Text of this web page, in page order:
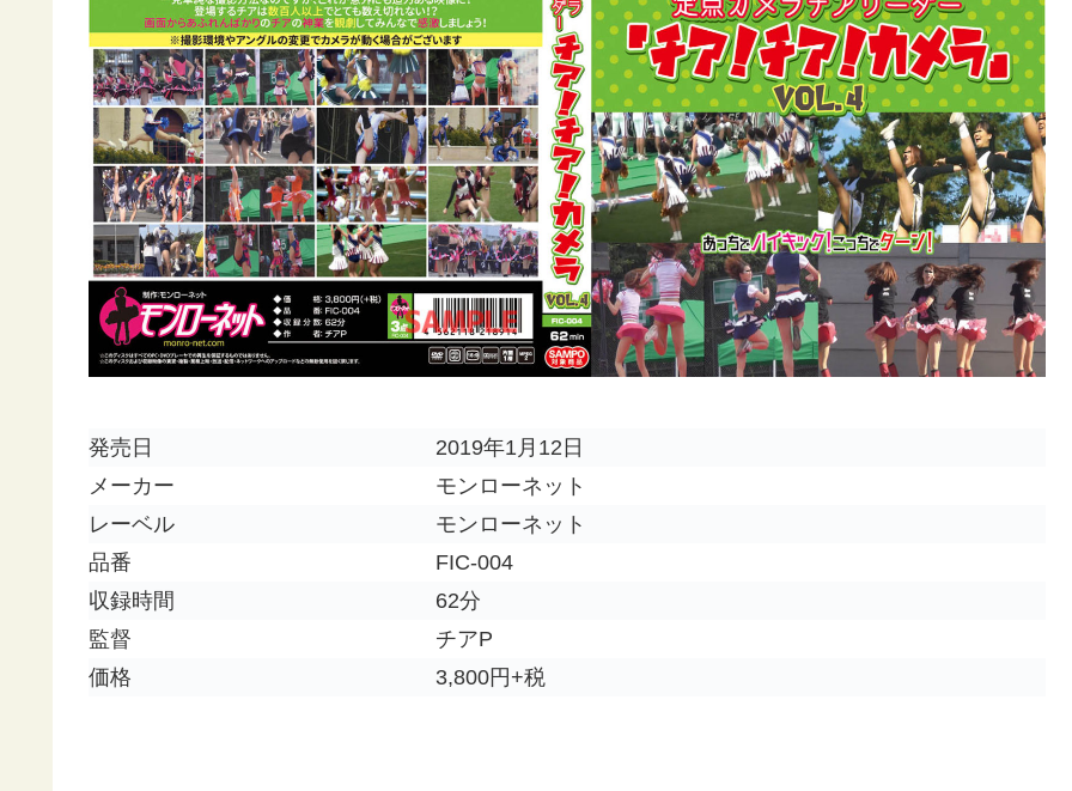
発売日
2019年1月12日
メーカー
モンローネット
レーベル
モンローネット
品番
FIC-004
収録時間
62分
監督
チアP
価格
3,800円+税